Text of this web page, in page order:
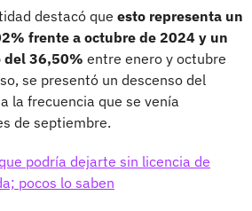
destacó que esto representa un
frente a octubre de 2024 y un
del 36,50% entre enero y octubre
se presentó un descenso del
la frecuencia que se venía
de septiembre.
podría dejarte sin licencia de
pocos lo saben